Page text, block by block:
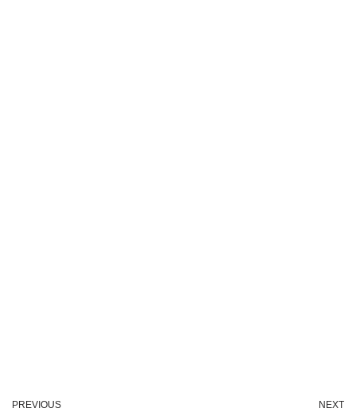
PREVIOUS NEXT